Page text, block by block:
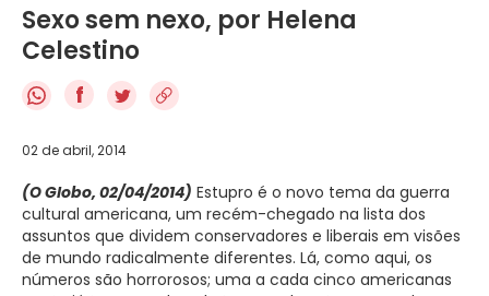
Sexo sem nexo, por Helena
Celestino
f
02 de abril, 2014
(O Globo, 02/04/2014) Estupro é o novo tema da guerra
cultural americana, um recém-chegado na lista dos
assuntos que dividem conservadores e liberais em visões
de mundo radicalmente diferentes. Lá, como aqui, os
números são horrorosos; uma a cada cinco americanas